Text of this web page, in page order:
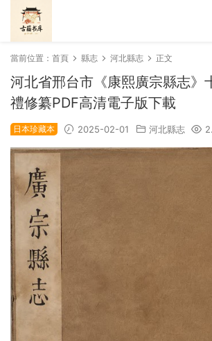
當前位置： 首頁 縣志 河北縣志 正文
河北省邢台市《康熙廣宗縣志》
禮修纂PDF高清電子版下載
日本珍藏本 2025-02-01 河北縣志